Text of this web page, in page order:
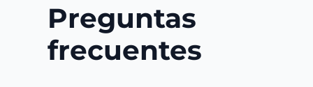
Preguntas
frecuentes